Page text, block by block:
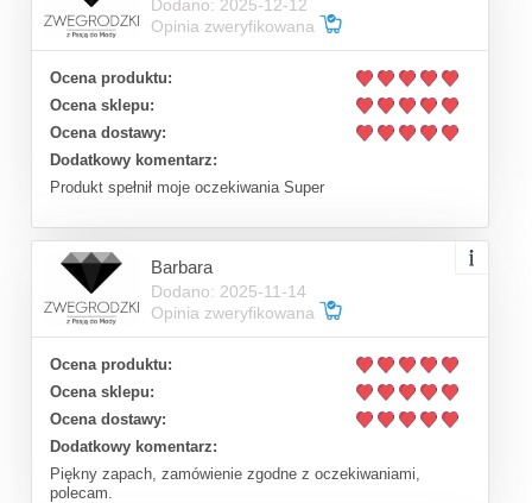
Dodano: 2025-12-12
Opinia zweryfikowana
Ocena produktu:
Ocena sklepu:
Ocena dostawy:
Dodatkowy komentarz:
Produkt spełnił moje oczekiwania Super
Barbara
Dodano: 2025-11-14
Opinia zweryfikowana
Ocena produktu:
Ocena sklepu:
Ocena dostawy:
Dodatkowy komentarz:
Piękny zapach, zamówienie zgodne z oczekiwaniami,
polecam.